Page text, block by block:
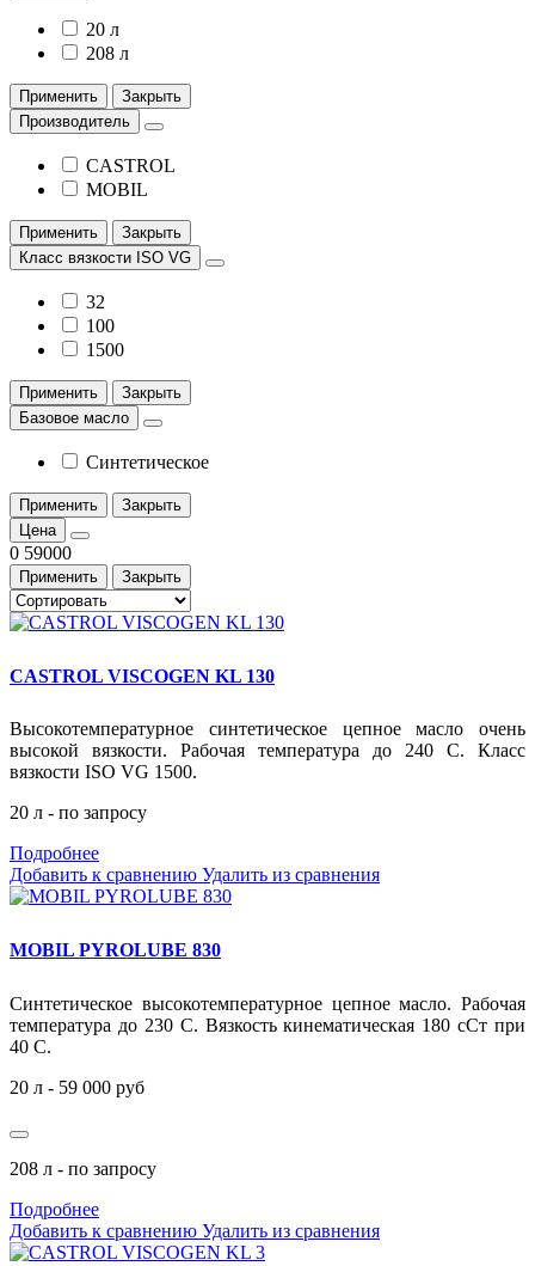
20 л
208 л
Применить
Закрыть
Производитель
CASTROL
MOBIL
Применить
Закрыть
Класс вязкости ISO VG
32
100
1500
Применить
Закрыть
Базовое масло
Синтетическое
Применить
Закрыть
Цена
0 59000
Применить Закрыть
CASTROL VISCOGEN KL 130
Высокотемпературное синтетическое цепное масло очень
высокой вязкости. Рабочая температура до 240 С. Класс
вязкости ISO VG 1500.
20 л - по запросу
Подробнее
Добавить к сравнению Удалить из сравнения
MOBIL PYROLUBE 830
Синтетическое высокотемпературное цепное масло. Рабочая
температура до 230 С. Вязкость кинематическая 180 сСт при
40 С.
20 л - 59 000 руб
208 л - по запросу
Подробнее
Добавить к сравнению Удалить из сравнения